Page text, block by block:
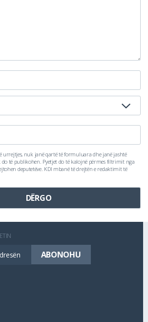
urrejtjes, nuk janë qartë të formuluara dhe janë jashtë
të publikohen. Pyetjet do të kalojnë përmes filtrimit nga
deputetëve. KDI mbanë të drejtën e redaktimit të